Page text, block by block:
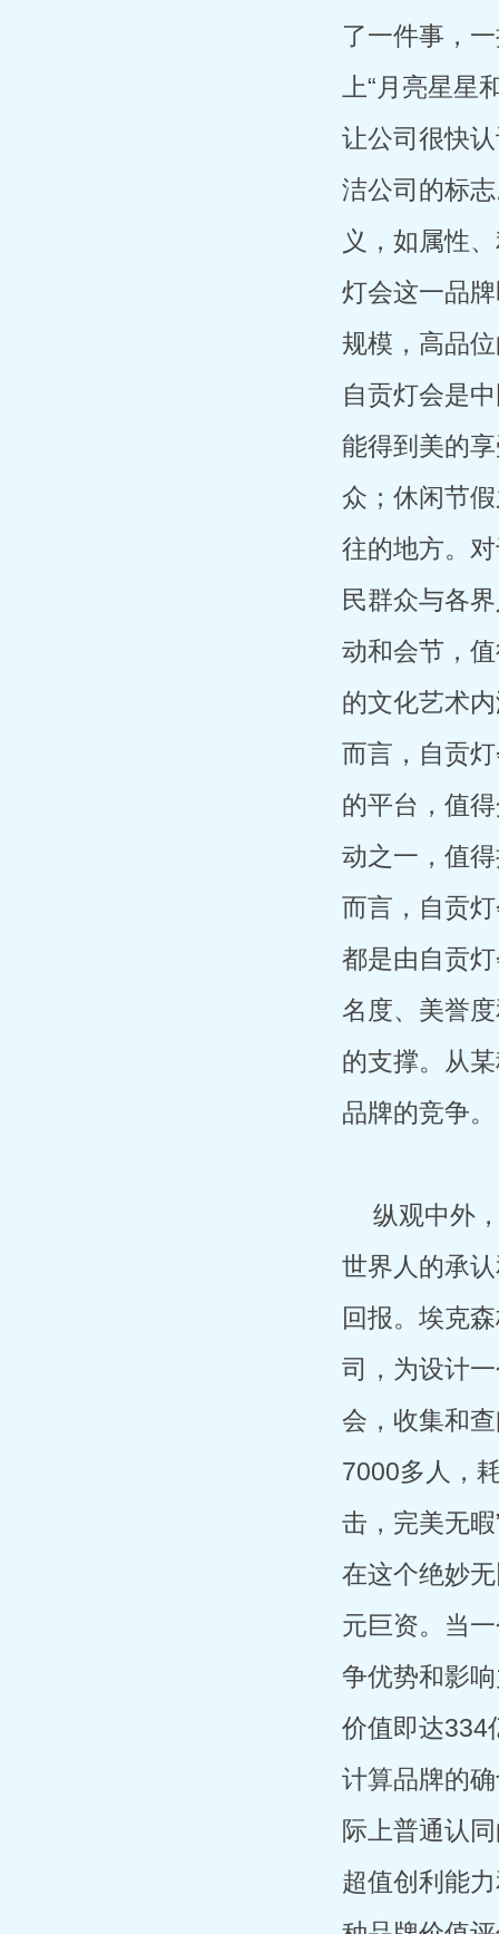
了一件事，
上“月亮星
让公司很快
洁公司的标
义，如属性
灯会这一品
规模，高品
自贡灯会是
能得到美的
众；休闲节
往的地方。
民群众与各
动和会节，
的文化艺术
而言，自贡
的平台，值
动之一，值
而言，自贡
都是由自贡
名度、美誉
的支撑。从
品牌的竞争。
纵观中外
世界人的承
回报。埃克
司，为设计
会，收集和
7000多人，
击，完美无
在这个绝妙
元巨资。当
争优势和影
价值即达334
计算品牌的
际上普通认
超值创利能